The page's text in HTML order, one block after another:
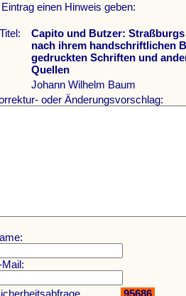
einen Hinweis geben:
Titel:
Capito und Butzer:
nach ihrem handschriftlichen
gedruckten Schriften und
Quellen
Johann Wilhelm Baum
oder Änderungsvorschlag:
Mail:
95686